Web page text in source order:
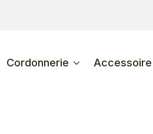
Cordonnerie Accessoire